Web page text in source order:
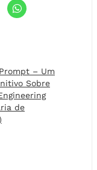
– Um
Sobre
de